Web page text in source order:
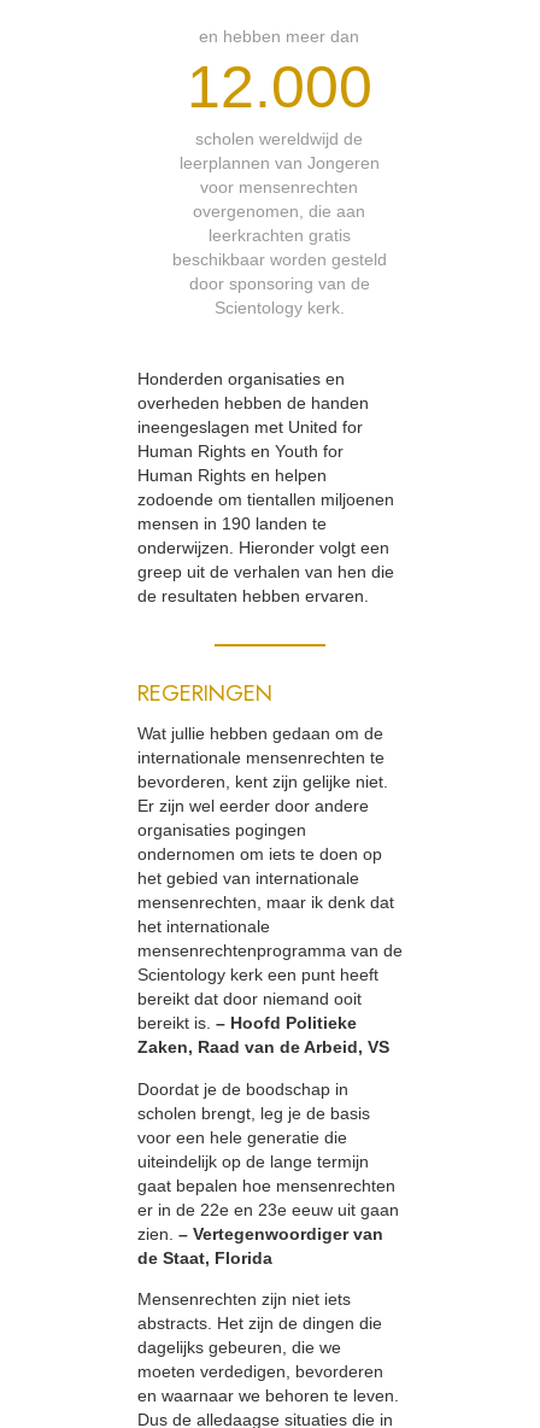
en hebben meer dan
12.000
scholen wereldwijd de
leerplannen van Jongeren
voor mensenrechten
overgenomen, die aan
leerkrachten gratis
beschikbaar worden gesteld
door sponsoring van de
Scientology kerk.
Honderden organisaties en
overheden hebben de handen
ineengeslagen met United for
Human Rights en Youth for
Human Rights en helpen
zodoende om tientallen miljoenen
mensen in 190 landen te
onderwijzen. Hieronder volgt een
greep uit de verhalen van hen die
de resultaten hebben ervaren.
REGERINGEN
Wat jullie hebben gedaan om de
internationale mensenrechten te
bevorderen, kent zijn gelijke niet.
Er zijn wel eerder door andere
organisaties pogingen
ondernomen om iets te doen op
het gebied van internationale
mensenrechten, maar ik denk dat
het internationale
mensenrechtenprogramma van de
Scientology kerk een punt heeft
bereikt dat door niemand ooit
bereikt is. – Hoofd Politieke
Zaken, Raad van de Arbeid, VS
Doordat je de boodschap in
scholen brengt, leg je de basis
voor een hele generatie die
uiteindelijk op de lange termijn
gaat bepalen hoe mensenrechten
er in de 22e en 23e eeuw uit gaan
zien. – Vertegenwoordiger van
de Staat, Florida
Mensenrechten zijn niet iets
abstracts. Het zijn de dingen die
dagelijks gebeuren, die we
moeten verdedigen, bevorderen
en waarnaar we behoren te leven.
Dus de alledaagse situaties die in